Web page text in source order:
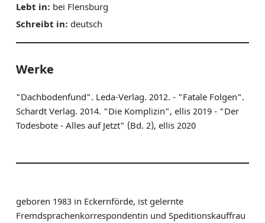
Lebt in: bei Flensburg
Schreibt in: deutsch
Werke
"Dachbodenfund". Leda-Verlag. 2012. - "Fatale Folgen".
Schardt Verlag. 2014. "Die Komplizin", ellis 2019 - "Der
Todesbote - Alles auf Jetzt" (Bd. 2), ellis 2020
geboren 1983 in Eckernförde, ist gelernte
Fremdsprachenkorrespondentin und Speditionskauffrau
NEUERSCHEINUNGEN
LITERATURADRESSEN
AUSSCHREIBUNGEN
BESTELLSERVICE
KONTAKT & ANFAHRT